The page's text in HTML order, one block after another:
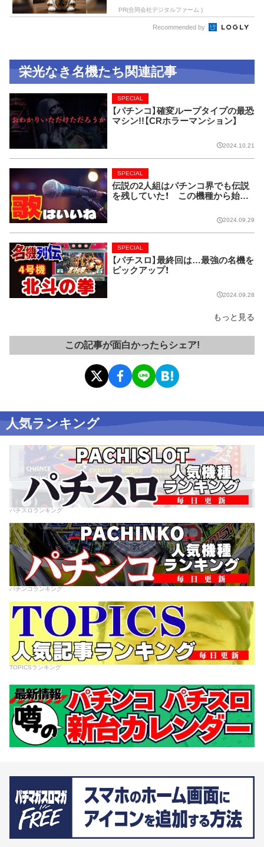
PR(合同会社デジタルファーム )
Recommended by
栄光なき名機たち関連記事
【パチンコ】確変ループタイプの最恐
マシン!!【CRホラーマンション】
SPECIAL
2024.10.21
伝説の2人組はパチンコ界でも伝説
を残していた！ この機種から始ま
SPECIAL
2024.09.29
【パチスロ】最終回は…最強の名機を
ピックアップ！
SPECIAL
2024.09.28
もっと見る
この記事が面白かったらシェア!
人気ランキング
パチスロランキング
パチンコランキング
TOPICSランキング